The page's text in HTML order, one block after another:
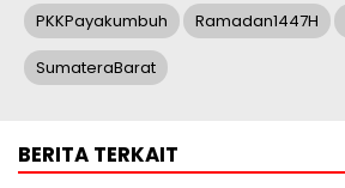
PKKPayakumbuh Ramadan1447H
SumateraBarat
BERITA TERKAIT